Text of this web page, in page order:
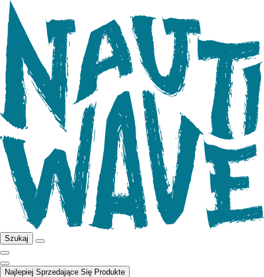
Szukaj
Najlepiej Sprzedające Się Produkte